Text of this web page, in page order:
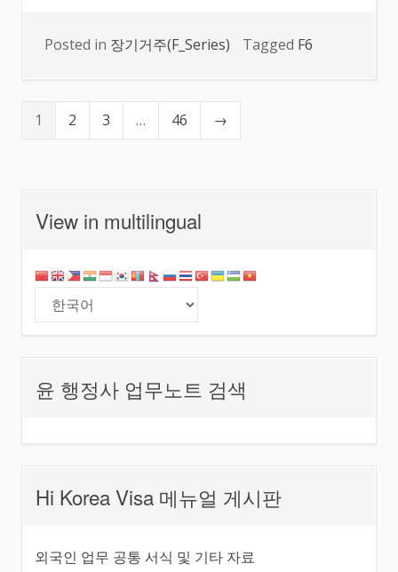
Posted in 장기거주(F_Series) Tagged F6
1 2 3 … 46 →
View in multilingual
윤 행정사 업무노트 검색
Hi Korea Visa 메뉴얼 게시판
외국인 업무 공통 서식 및 기타 자료